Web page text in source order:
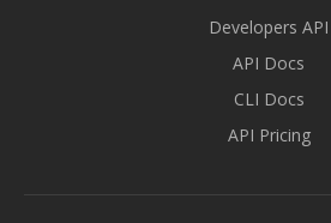
Developers API
API Docs
CLI Docs
API Pricing